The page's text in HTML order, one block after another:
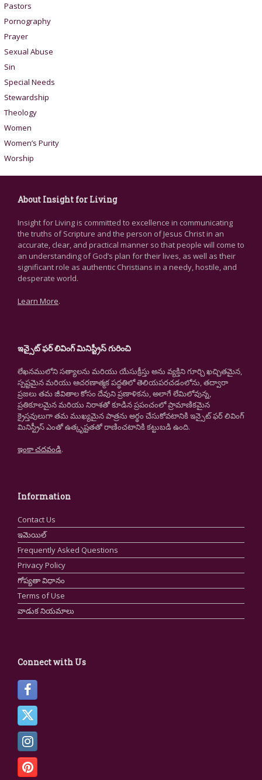
Pastors
Pornography
Prayer
Sexual Abuse
Sin
Special Needs
Stewardship
Theology
Women
Women’s Purity
Worship
About Insight for Living
Insight for Living is committed to excellence in communicating
the truths of Scripture and the person of Jesus Christ in an
accurate, clear, and practical manner so that people will come to
an understanding of God’s plan for their lives, as well as their
significant role as authentic Christians in a needy, hostile, and
desperate world.
Learn More.
ఇన్సైట్ ఫర్ లివింగ్ మినిస్ట్రీస్ గురించి
లేఖనములోని సత్యాలను మరియు యేసుక్రీస్తు అను వ్యక్తిని గూర్చి ఖచ్చితమైన,
స్పష్టమైన మరియు ఆచరణాత్మక పద్ధతిలో తెలియపరచడంలోను, తద్వారా
ప్రజలు తమ జీవితాల కోసం దేవుని ప్రణాళికను, అలాగే లేమిలోవున్న,
ప్రతికూలమైన మరియు నిరాశతో కూడిన ప్రపంచంలో ప్రామాణికమైన
క్రైస్తవులుగా తమ ముఖ్యమైన పాత్రను అర్థం చేసుకోవటానికి ఇన్సైట్ ఫర్ లివింగ్
మినిస్ట్రీస్ ఎంతో ఉత్కృష్టతతో రాణించటానికి కట్టుబడి ఉంది.
ఇంకా చదవండి.
Information
Contact Us
ఇమెయిల్
Frequently Asked Questions
Privacy Policy
గోప్యతా విధానం
Terms of Use
వాడుక నియమాలు
Connect with Us